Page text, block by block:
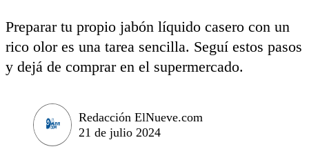
Preparar tu propio jabón líquido casero con un
rico olor es una tarea sencilla. Seguí estos pasos
y dejá de comprar en el supermercado.
Redacción ElNueve.com
21 de julio 2024